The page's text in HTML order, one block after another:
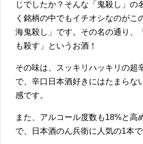
じでしたか？そんな「鬼殺し」の
く銘柄の中でもイチオシなのがこ
海鬼殺し」です。その名の通り、
も殺す」というお酒！
その味は、スッキリハッキリの超
で、辛口日本酒好きにはたまらな
感です。
また、アルコール度数も18%と高
で、日本酒のん兵衛に人気の1本で